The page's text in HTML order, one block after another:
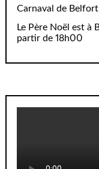
Carnaval de Belfort
Le Père Noël est à
partir de 18h00